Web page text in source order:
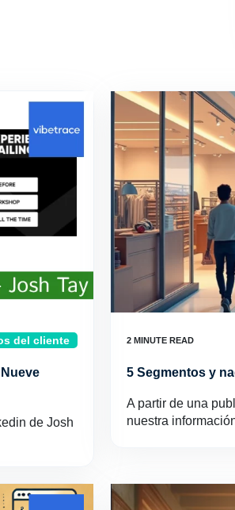
del cliente
de Josh
5 Segmentos y
A partir de una
nuestra